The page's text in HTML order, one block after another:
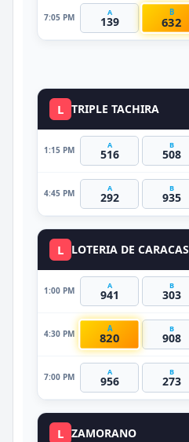
7:05 PM A
139
B
632
L TRIPLE TACHIRA
1:15 PM A
516
B
508
4:45 PM A
292
B
935
L LOTERIA DE CARACAS
1:00 PM A
941
B
303
4:30 PM
A
820
B
908
7:00 PM A
956
B
273
L ZAMORANO